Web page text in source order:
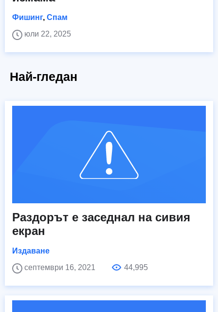
Фишинг, Спам
юли 22, 2025
Най-гледан
Раздорът е заседнал на сивия
екран
Издаване
септември 16, 2021
44,995